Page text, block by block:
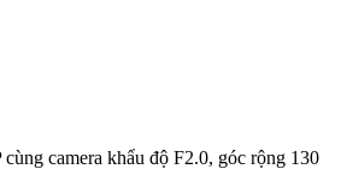
camera khẩu độ F2.0, góc rộng 130